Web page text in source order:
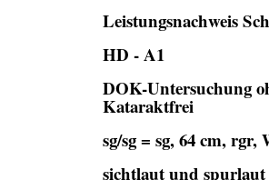
Leistungsnachweis
HD - A1
DOK-Untersuchung
Kataraktfrei
sg/sg = sg, 64 cm, rgr,
sichtlaut und spurlaut